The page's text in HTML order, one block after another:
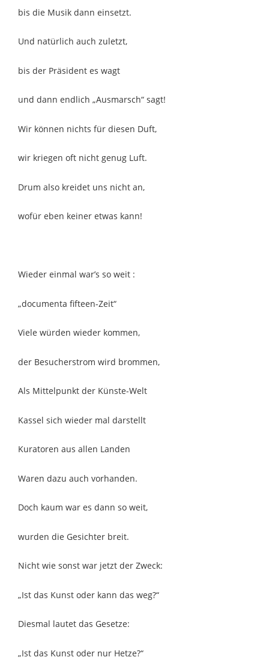
bis die Musik dann einsetzt.
Und natürlich auch zuletzt,
bis der Präsident es wagt
und dann endlich „Ausmarsch“ sagt!
Wir können nichts für diesen Duft,
wir kriegen oft nicht genug Luft.
Drum also kreidet uns nicht an,
wofür eben keiner etwas kann!
Wieder einmal war’s so weit :
„documenta fifteen-Zeit“
Viele würden wieder kommen,
der Besucherstrom wird brommen,
Als Mittelpunkt der Künste-Welt
Kassel sich wieder mal darstellt
Kuratoren aus allen Landen
Waren dazu auch vorhanden.
Doch kaum war es dann so weit,
wurden die Gesichter breit.
Nicht wie sonst war jetzt der Zweck:
„Ist das Kunst oder kann das weg?“
Diesmal lautet das Gesetze:
„Ist das Kunst oder nur Hetze?“